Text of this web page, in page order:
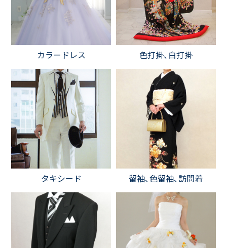
カラードレス 色打掛、白打掛
タキシード 留袖、色留袖、訪問着